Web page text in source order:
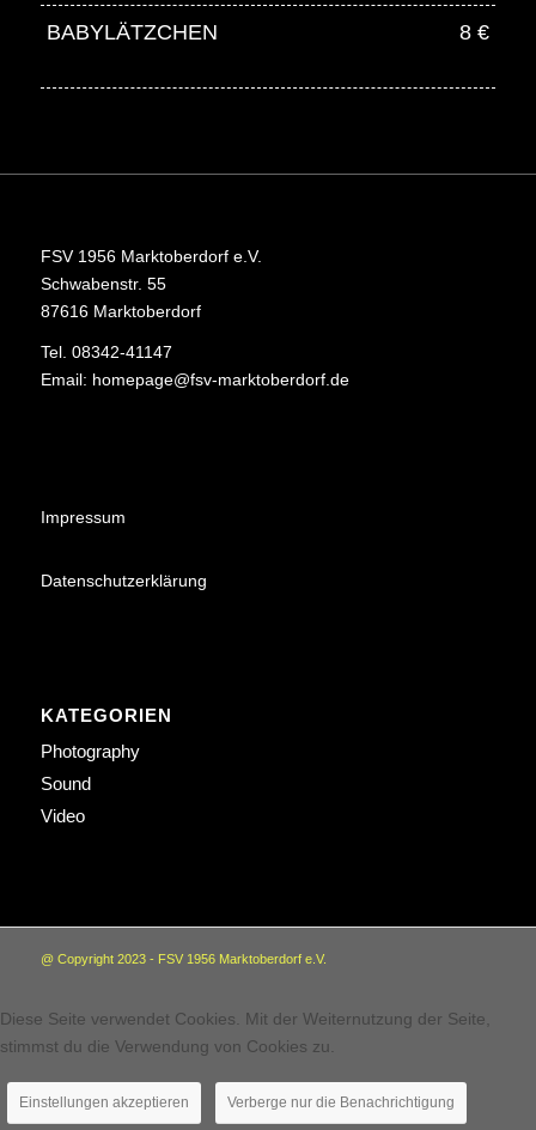
BABYLÄTZCHEN 8 €
FSV 1956 Marktoberdorf e.V.
Schwabenstr. 55
87616 Marktoberdorf
Tel. 08342-41147
Email: homepage@fsv-marktoberdorf.de
Impressum
Datenschutzerklärung
KATEGORIEN
Photography
Sound
Video
@ Copyright 2023 - FSV 1956 Marktoberdorf e.V.
Diese Seite verwendet Cookies. Mit der Weiternutzung der Seite,
stimmst du die Verwendung von Cookies zu.
Einstellungen akzeptieren Verberge nur die Benachrichtigung